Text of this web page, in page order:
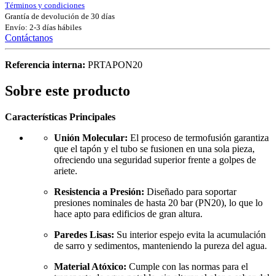
Términos y condiciones
Grantía de devolución de 30 días
Envío: 2-3 días hábiles
Contáctanos
Referencia interna: PRTAPON20
Sobre este producto
Características Principales
Unión Molecular: El proceso de termofusión garantiza
que el tapón y el tubo se fusionen en una sola pieza,
ofreciendo una seguridad superior frente a golpes de
ariete.
Resistencia a Presión: Diseñado para soportar
presiones nominales de hasta 20 bar (PN20), lo que lo
hace apto para edificios de gran altura.
Paredes Lisas: Su interior espejo evita la acumulación
de sarro y sedimentos, manteniendo la pureza del agua.
Material Atóxico: Cumple con las normas para el